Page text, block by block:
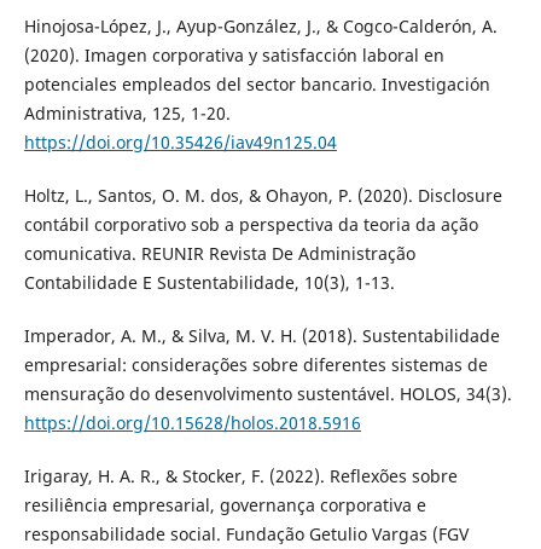
Hinojosa-López, J., Ayup-González, J., & Cogco-Calderón, A.
(2020). Imagen corporativa y satisfacción laboral en
potenciales empleados del sector bancario. Investigación
Administrativa, 125, 1-20.
https://doi.org/10.35426/iav49n125.04
Holtz, L., Santos, O. M. dos, & Ohayon, P. (2020). Disclosure
contábil corporativo sob a perspectiva da teoria da ação
comunicativa. REUNIR Revista De Administração
Contabilidade E Sustentabilidade, 10(3), 1-13.
Imperador, A. M., & Silva, M. V. H. (2018). Sustentabilidade
empresarial: considerações sobre diferentes sistemas de
mensuração do desenvolvimento sustentável. HOLOS, 34(3).
https://doi.org/10.15628/holos.2018.5916
Irigaray, H. A. R., & Stocker, F. (2022). Reflexões sobre
resiliência empresarial, governança corporativa e
responsabilidade social. Fundação Getulio Vargas (FGV